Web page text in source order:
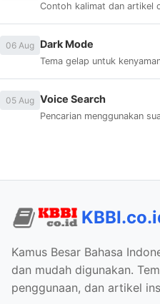
Contoh kalimat dan artikel
06 Aug Dark Mode
Tema gelap untuk
05 Aug Voice Search
Pencarian menggunakan
Kamus Besar Bahasa
dan mudah digunakan.
penggunaan, dan artikel